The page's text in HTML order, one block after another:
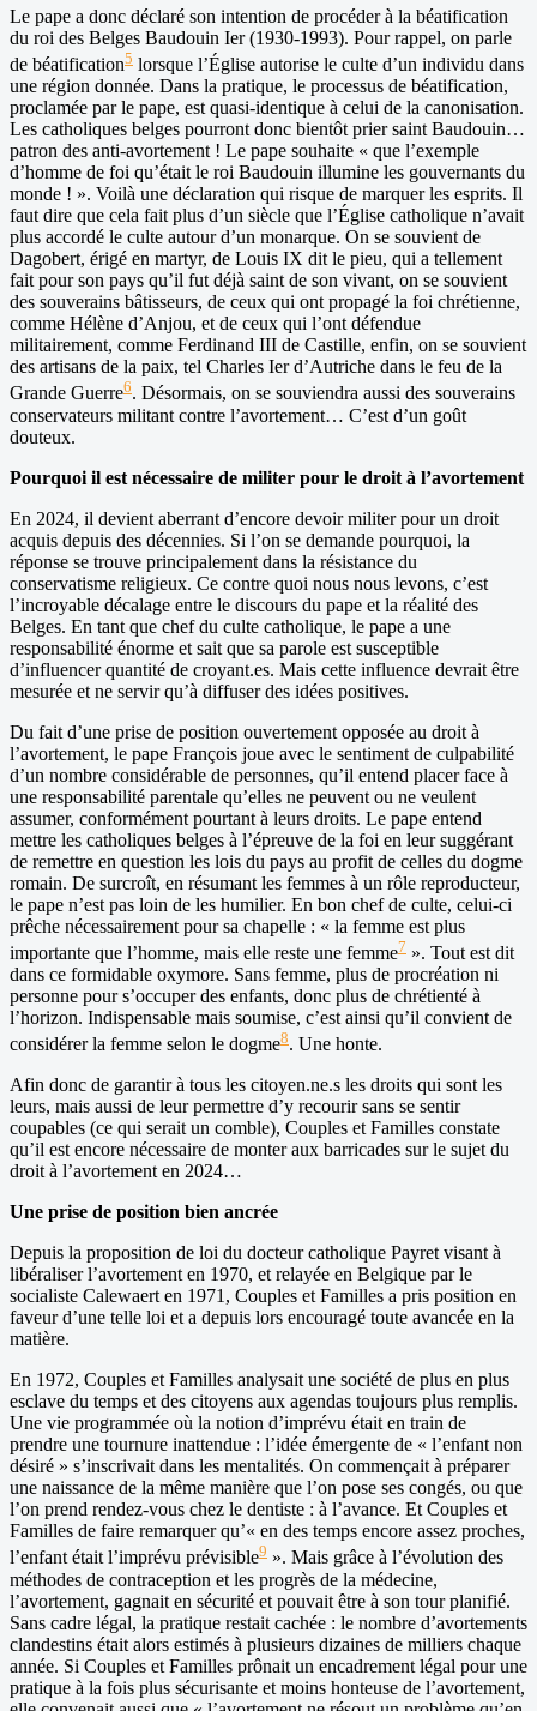
Le pape a donc déclaré son intention de procéder à la béatification
du roi des Belges Baudouin Ier (1930-1993). Pour rappel, on parle
de béatification5 lorsque l’Église autorise le culte d’un individu dans
une région donnée. Dans la pratique, le processus de béatification,
proclamée par le pape, est quasi-identique à celui de la canonisation.
Les catholiques belges pourront donc bientôt prier saint Baudouin…
patron des anti-avortement ! Le pape souhaite « que l’exemple
d’homme de foi qu’était le roi Baudouin illumine les gouvernants du
monde ! ». Voilà une déclaration qui risque de marquer les esprits. Il
faut dire que cela fait plus d’un siècle que l’Église catholique n’avait
plus accordé le culte autour d’un monarque. On se souvient de
Dagobert, érigé en martyr, de Louis IX dit le pieu, qui a tellement
fait pour son pays qu’il fut déjà saint de son vivant, on se souvient
des souverains bâtisseurs, de ceux qui ont propagé la foi chrétienne,
comme Hélène d’Anjou, et de ceux qui l’ont défendue
militairement, comme Ferdinand III de Castille, enfin, on se souvient
des artisans de la paix, tel Charles Ier d’Autriche dans le feu de la
Grande Guerre6. Désormais, on se souviendra aussi des souverains
conservateurs militant contre l’avortement… C’est d’un goût
douteux.
Pourquoi il est nécessaire de militer pour le droit à l’avortement
En 2024, il devient aberrant d’encore devoir militer pour un droit
acquis depuis des décennies. Si l’on se demande pourquoi, la
réponse se trouve principalement dans la résistance du
conservatisme religieux. Ce contre quoi nous nous levons, c’est
l’incroyable décalage entre le discours du pape et la réalité des
Belges. En tant que chef du culte catholique, le pape a une
responsabilité énorme et sait que sa parole est susceptible
d’influencer quantité de croyant.es. Mais cette influence devrait être
mesurée et ne servir qu’à diffuser des idées positives.
Du fait d’une prise de position ouvertement opposée au droit à
l’avortement, le pape François joue avec le sentiment de culpabilité
d’un nombre considérable de personnes, qu’il entend placer face à
une responsabilité parentale qu’elles ne peuvent ou ne veulent
assumer, conformément pourtant à leurs droits. Le pape entend
mettre les catholiques belges à l’épreuve de la foi en leur suggérant
de remettre en question les lois du pays au profit de celles du dogme
romain. De surcroît, en résumant les femmes à un rôle reproducteur,
le pape n’est pas loin de les humilier. En bon chef de culte, celui-ci
prêche nécessairement pour sa chapelle : « la femme est plus
importante que l’homme, mais elle reste une femme7 ». Tout est dit
dans ce formidable oxymore. Sans femme, plus de procréation ni
personne pour s’occuper des enfants, donc plus de chrétienté à
l’horizon. Indispensable mais soumise, c’est ainsi qu’il convient de
considérer la femme selon le dogme8. Une honte.
Afin donc de garantir à tous les citoyen.ne.s les droits qui sont les
leurs, mais aussi de leur permettre d’y recourir sans se sentir
coupables (ce qui serait un comble), Couples et Familles constate
qu’il est encore nécessaire de monter aux barricades sur le sujet du
droit à l’avortement en 2024…
Une prise de position bien ancrée
Depuis la proposition de loi du docteur catholique Payret visant à
libéraliser l’avortement en 1970, et relayée en Belgique par le
socialiste Calewaert en 1971, Couples et Familles a pris position en
faveur d’une telle loi et a depuis lors encouragé toute avancée en la
matière.
En 1972, Couples et Familles analysait une société de plus en plus
esclave du temps et des citoyens aux agendas toujours plus remplis.
Une vie programmée où la notion d’imprévu était en train de
prendre une tournure inattendue : l’idée émergente de « l’enfant non
désiré » s’inscrivait dans les mentalités. On commençait à préparer
une naissance de la même manière que l’on pose ses congés, ou que
l’on prend rendez-vous chez le dentiste : à l’avance. Et Couples et
Familles de faire remarquer qu’« en des temps encore assez proches,
l’enfant était l’imprévu prévisible9 ». Mais grâce à l’évolution des
méthodes de contraception et les progrès de la médecine,
l’avortement, gagnait en sécurité et pouvait être à son tour planifié.
Sans cadre légal, la pratique restait cachée : le nombre d’avortements
clandestins était alors estimés à plusieurs dizaines de milliers chaque
année. Si Couples et Familles prônait un encadrement légal pour une
pratique à la fois plus sécurisante et moins honteuse de l’avortement,